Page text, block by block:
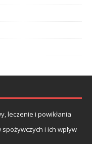
leczenie i powikłania
i ich wpływ